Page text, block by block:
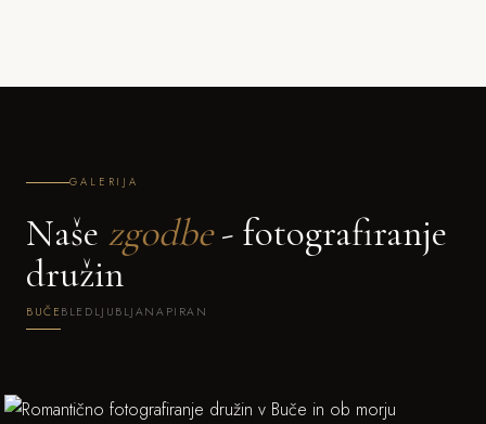
GALERIJA
Naše zgodbe- fotografiranje
družin
BUČE BLED LJUBLJANA PIRAN